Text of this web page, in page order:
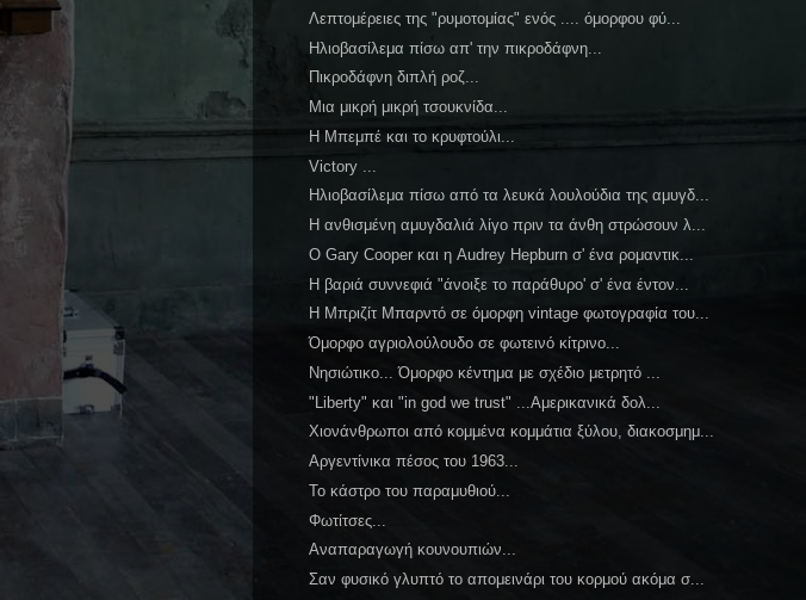
Λεπτομέρειες της "ρυμοτομίας" ενός .... όμορφου φύ...
Ηλιοβασίλεμα πίσω απ' την πικροδάφνη...
Πικροδάφνη διπλή ροζ...
Μια μικρή μικρή τσουκνίδα...
Η Μπεμπέ και το κρυφτούλι...
Victory ...
Ηλιοβασίλεμα πίσω από τα λευκά λουλούδια της αμυγδ...
Η ανθισμένη αμυγδαλιά λίγο πριν τα άνθη στρώσουν λ...
O Gary Cooper και η Audrey Hepburn σ' ένα ρομαντικ...
Η βαριά συννεφιά "άνοιξε το παράθυρο' σ' ένα έντον...
Η Μπριζίτ Μπαρντό σε όμορφη vintage φωτογραφία του...
Όμορφο αγριολούλουδο σε φωτεινό κίτρινο...
Νησιώτικο... Όμορφο κέντημα με σχέδιο μετρητό ...
"Liberty" και "in god we trust" ...Αμερικανικά δολ...
Χιονάνθρωποι από κομμένα κομμάτια ξύλου, διακοσμημ...
Αργεντίνικα πέσος του 1963...
Το κάστρο του παραμυθιού...
Φωτίτσες...
Αναπαραγωγή κουνουπιών...
Σαν φυσικό γλυπτό το απομεινάρι του κορμού ακόμα σ...